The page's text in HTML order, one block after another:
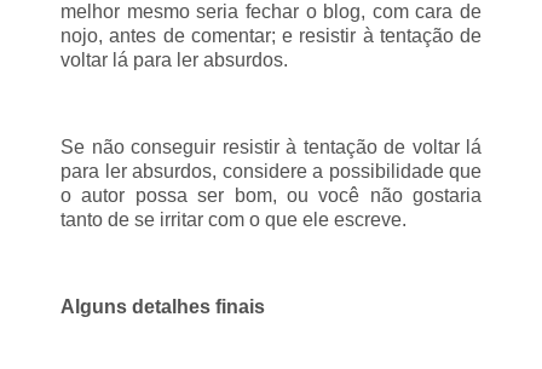
melhor mesmo seria fechar o blog, com cara de
nojo, antes de comentar; e resistir à tentação de
voltar lá para ler absurdos.
Se não conseguir resistir à tentação de voltar lá
para ler absurdos, considere a possibilidade que
o autor possa ser bom, ou você não gostaria
tanto de se irritar com o que ele escreve.
Alguns detalhes finais